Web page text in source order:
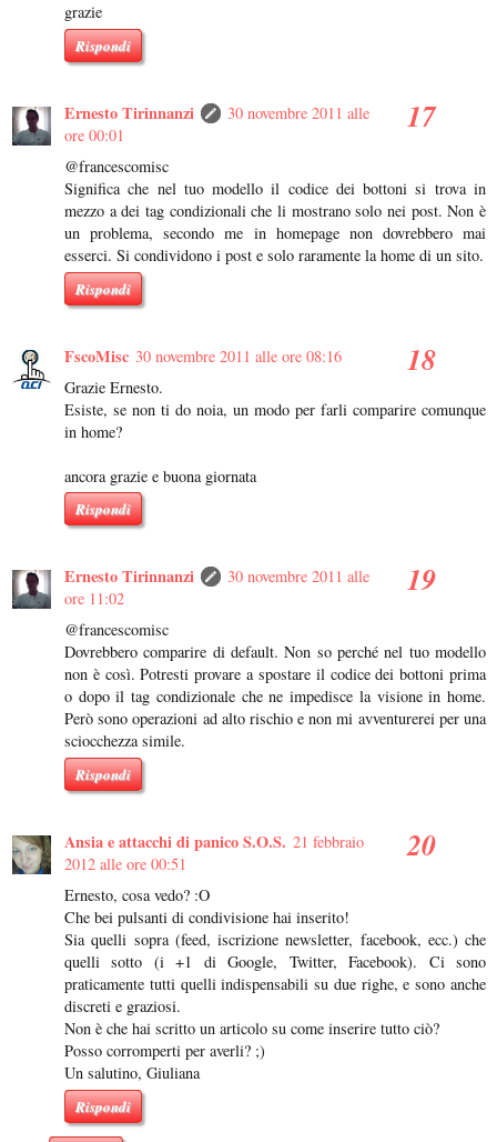
grazie
Rispondi
Ernesto Tirinnanzi
30 novembre 2011 alle
ore 00:01
@francescomisc
Significa che nel tuo modello il codice dei bottoni si trova in
mezzo a dei tag condizionali che li mostrano solo nei post. Non è
un problema, secondo me in homepage non dovrebbero mai
esserci. Si condividono i post e solo raramente la home di un sito.
Rispondi
FscoMisc 30 novembre 2011 alle ore 08:16
Grazie Ernesto.
Esiste, se non ti do noia, un modo per farli comparire comunque
in home?
ancora grazie e buona giornata
Rispondi
Ernesto Tirinnanzi
30 novembre 2011 alle
ore 11:02
@francescomisc
Dovrebbero comparire di default. Non so perché nel tuo modello
non è così. Potresti provare a spostare il codice dei bottoni prima
o dopo il tag condizionale che ne impedisce la visione in home.
Però sono operazioni ad alto rischio e non mi avventurerei per una
sciocchezza simile.
Rispondi
Ansia e attacchi di panico S.O.S. 21 febbraio
2012 alle ore 00:51
Ernesto, cosa vedo? :O
Che bei pulsanti di condivisione hai inserito!
Sia quelli sopra (feed, iscrizione newsletter, facebook, ecc.) che
quelli sotto (i +1 di Google, Twitter, Facebook). Ci sono
praticamente tutti quelli indispensabili su due righe, e sono anche
discreti e graziosi.
Non è che hai scritto un articolo su come inserire tutto ciò?
Posso corromperti per averli? ;)
Un salutino, Giuliana
Rispondi